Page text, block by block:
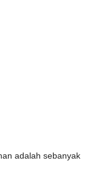
adalah sebanyak